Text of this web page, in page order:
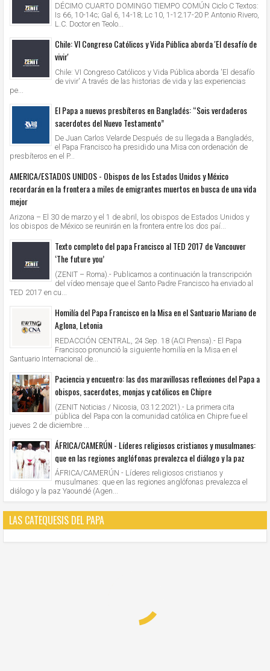
DÉCIMO CUARTO DOMINGO TIEMPO COMÚN Ciclo C Textos:
Is 66, 10-14c; Gal 6, 14-18; Lc 10, 1-12.17-20 P. Antonio Rivero,
L.C. Doctor en Teolo...
Chile: VI Congreso Católicos y Vida Pública aborda 'El desafío de
vivir'
Chile: VI Congreso Católicos y Vida Pública aborda 'El desafío
de vivir' A través de las historias de vida y las experiencias
pe...
El Papa a nuevos presbíteros en Bangladés: “Sois verdaderos
sacerdotes del Nuevo Testamento”
De Juan Carlos Velarde Después de su llegada a Bangladés,
el Papa Francisco ha presidido una Misa con ordenación de
presbíteros en el P...
AMERICA/ESTADOS UNIDOS - Obispos de los Estados Unidos y México
recordarán en la frontera a miles de emigrantes muertos en busca de una vida
mejor
Arizona – El 30 de marzo y el 1 de abril, los obispos de Estados Unidos y
los obispos de México se reunirán en la frontera entre los dos paí...
Texto completo del papa Francisco al TED 2017 de Vancouver
‘The future you’
(ZENIT – Roma).- Publicamos a continuación la transcripción
del vídeo mensaje que el Santo Padre Francisco ha enviado al
TED 2017 en cu...
Homilía del Papa Francisco en la Misa en el Santuario Mariano de
Aglona, Letonia
REDACCIÓN CENTRAL, 24 Sep. 18 (ACI Prensa).- El Papa
Francisco pronunció la siguiente homilía en la Misa en el
Santuario Internacional de...
Paciencia y encuentro: las dos maravillosas reflexiones del Papa a
obispos, sacerdotes, monjas y católicos en Chipre
(ZENIT Noticias / Nicosia, 03.12.2021).- La primera cita
pública del Papa con la comunidad católica en Chipre fue el
jueves 2 de diciembre ...
ÁFRICA/CAMERÚN - Líderes religiosos cristianos y musulmanes:
que en las regiones anglófonas prevalezca el diálogo y la paz
ÁFRICA/CAMERÚN - Líderes religiosos cristianos y
musulmanes: que en las regiones anglófonas prevalezca el
diálogo y la paz Yaoundé (Agen...
LAS CATEQUESIS DEL PAPA